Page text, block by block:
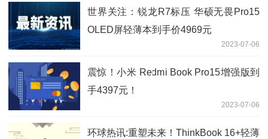
世界关注：锐龙R7标压 华硕无畏Pro15
OLED屏轻薄本到手价4969元
2023-07-06
震惊！小米 Redmi Book Pro15增强版到
手4397元！
2023-07-06
环球热讯:重塑未来！ThinkBook 16+轻薄